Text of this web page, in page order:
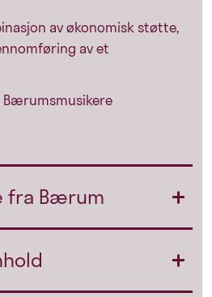
av økonomisk støtte,
av et
Bærumsmusikere
fra Bærum